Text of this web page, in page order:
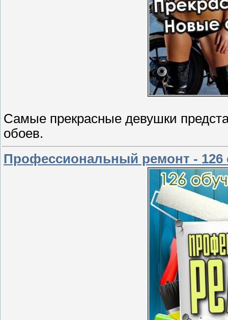
Самые прекрасные девушки
обоев.
Профессиональный ремонт - 126